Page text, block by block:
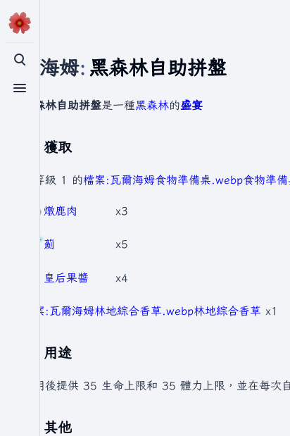
切換搜尋
切換選單
瓦爾海姆: 黑森林自助拼盤
黑森林自助拼盤是一種黑森林的盛宴
獲取
在等級 1 的檔案:瓦爾海姆食物準備桌.webp食物準備
燉鹿肉 x3
薊 x5
皇后果醬 x4
檔案:瓦爾海姆林地綜合香草.webp林地綜合香草 x1
用途
食用後提供 35 生命上限和 35 體力上限，並在每次
其他